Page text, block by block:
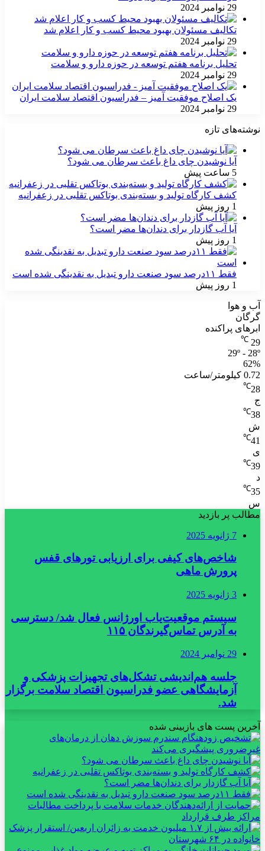
29 نوامبر 2024
تکالیف مسئولان بهبود محیط کسب و کار اعلام شد
29 نوامبر 2024
تحلیل برنامه هفتم توسعه در حوزه دارو و سلامت
29 نوامبر 2024
یک اصلاح موفقیت آمیز – فدراسیون اقتصاد سلامت ایران
29 نوامبر 2024
نوشته‌های تازه
آیا نوشیدن چای داغ باعث سرطان می شود؟
5 ساعت پیش
کشف کارگاه تولید و بسته‌بندی بوتاکس تقلبی در زعفرانیه
1 روز پیش
آیا آب گازدار برای دندان‌ها مضر است؟
1 روز پیش
فقط ۱۱‌درصد سود صنعت دارو تبدیل به نقدینگی شده است
1 روز پیش
آب و هوا
گرگان
ابرهای پراکنده
29
℃
29º - 28º
62%
0.72 کیلومتر/ساعت
28
℃
ج
38
℃
ش
41
℃
ی
39
℃
د
35
℃
س
مطالب پر بازدید
7 ژانویه 2025
شاخص‌های کیفی برای ارزیابی تورهای قفس
پرورش ماهی
3 ژانویه 2025
سیستم موقعیت‌یاب اورژانس فعال شد/ دسترسی
به آدرس تماس‌گیرندگان ۱۱۵
29 نوامبر 2024
جلسه هم‌اندیشی تشکل‌های تجهیزات پزشکی و
آزمایشگاهی عضو فدراسیون اقتصاد سلامت برگزار
شد.
آخرین پست های بازبینی شده